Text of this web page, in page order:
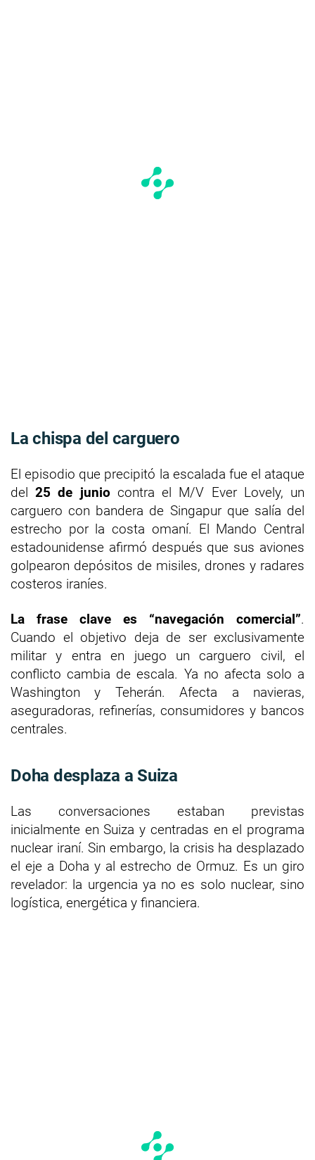
La chispa del carguero
El episodio que precipitó la escalada fue el ataque
del25 de juniocontra el M/V Ever Lovely, un
carguero con bandera de Singapur que salía del
estrecho por la costa omaní. El Mando Central
estadounidense afirmó después que sus aviones
golpearon depósitos de misiles, drones y radares
costeros iraníes.
La frase clave es “navegación comercial”.
Cuando el objetivo deja de ser exclusivamente
militar y entra en juego un carguero civil, el
conflicto cambia de escala. Ya no afecta solo a
Washington y Teherán. Afecta a navieras,
aseguradoras, refinerías, consumidores y bancos
centrales.
Doha desplaza a Suiza
Las conversaciones estaban previstas
inicialmente en Suiza y centradas en el programa
nuclear iraní. Sin embargo, la crisis ha desplazado
el eje a Doha y al estrecho de Ormuz. Es un giro
revelador: la urgencia ya no es solo nuclear, sino
logística, energética y financiera.